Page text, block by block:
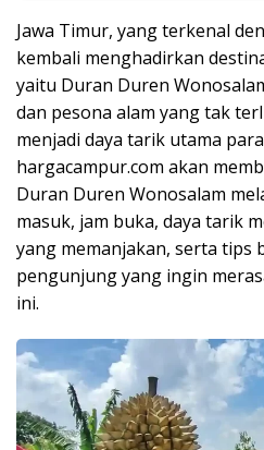
Jawa Timur, yang terkenal
kembali menghadirkan
yaitu Duran Duren
dan pesona alam yang tak
menjadi daya tarik utama
hargacampur.com akan
Duran Duren Wonosalam
masuk, jam buka, daya tarik
yang memanjakan, serta tips
pengunjung yang ingin
ini.